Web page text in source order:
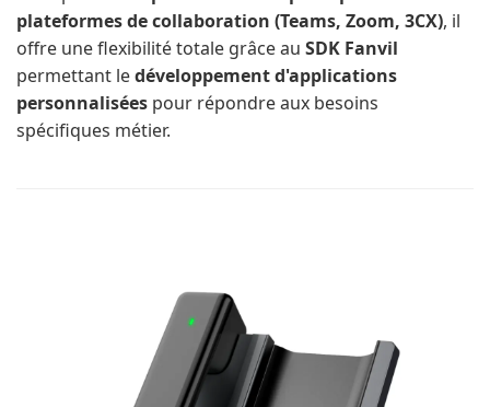
plateformes de collaboration (Teams, Zoom, 3CX), il
offre une flexibilité totale grâce au SDK Fanvil
permettant ledéveloppement d'applications
personnalisées pour répondre aux besoins
spécifiques métier.